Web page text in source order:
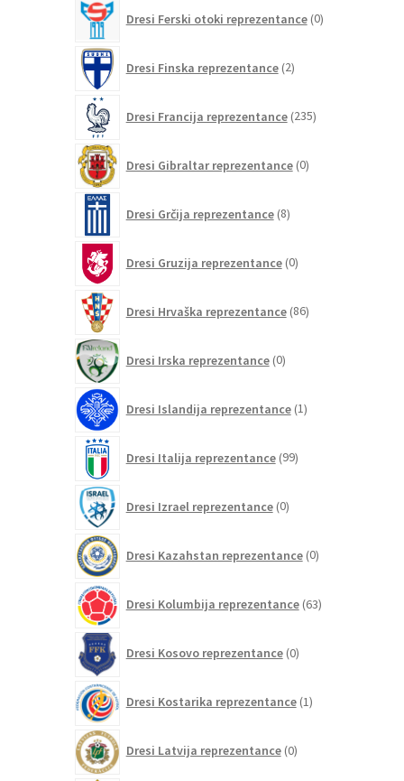
Dresi Ferski otoki reprezentance 0izdelkov
Dresi Finska reprezentance 2izdelka
Dresi Francija reprezentance 235izdelkov
Dresi Gibraltar reprezentance 0izdelkov
Dresi Grčija reprezentance 8izdelkov
Dresi Gruzija reprezentance 0izdelkov
Dresi Hrvaška reprezentance 86izdelkov
Dresi Irska reprezentance 0izdelkov
Dresi Islandija reprezentance 1izdelek
Dresi Italija reprezentance 99izdelkov
Dresi Izrael reprezentance 0izdelkov
Dresi Kazahstan reprezentance 0izdelkov
Dresi Kolumbija reprezentance 63izdelkov
Dresi Kosovo reprezentance 0izdelkov
Dresi Kostarika reprezentance 1izdelek
Dresi Latvija reprezentance 0izdelkov